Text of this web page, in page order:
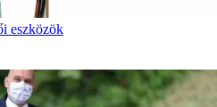
eszközök